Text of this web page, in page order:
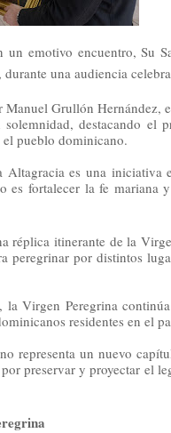
un emotivo encuentro, Su
una audiencia
Manuel Grullón
destacando
pueblo dominicano.
Altagracia es una iniciativa
es fortalecer la fe
réplica itinerante de la
peregrinar por distintos
la Virgen Peregrina
residentes en el
representa un nuevo
preservar y proyectar el